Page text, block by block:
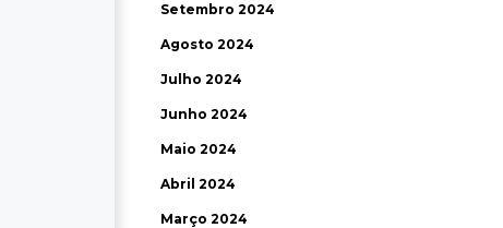
Setembro 2024
Agosto 2024
Julho 2024
Junho 2024
Maio 2024
Abril 2024
Março 2024